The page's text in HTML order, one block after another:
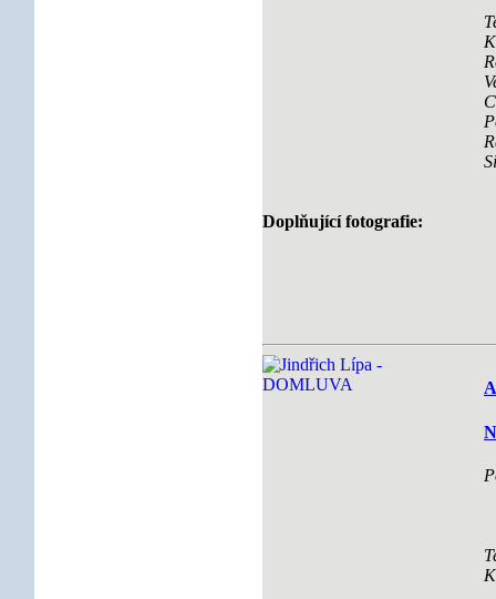
Doplňující fotografie: